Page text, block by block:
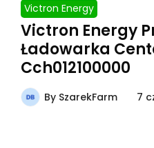
Victron Energy
Victron Energy
Ładowarka
Cch012100000
By SzarekFarm 7